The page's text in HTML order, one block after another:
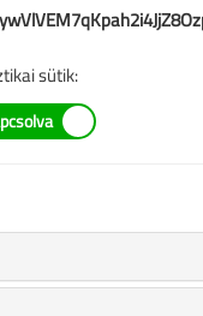
valamint a
sütik: